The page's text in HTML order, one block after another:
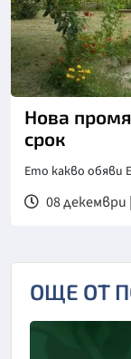
Нова
срок
Ето какво обяви
08 декември
ОЩЕ ОТ